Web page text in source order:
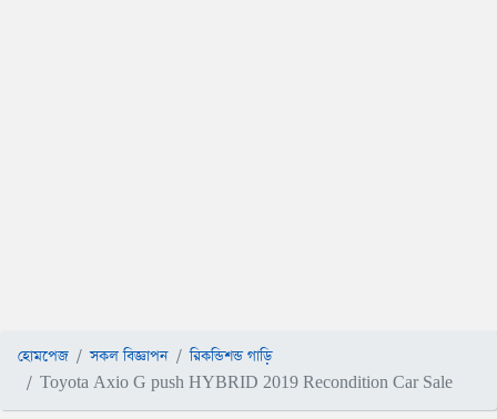
হোমপেজ সকল বিজ্ঞাপন
রিকন্ডিশন্ড গাড়ি
Toyota Axio G push HYBRID 2019 Recondition Car Sale